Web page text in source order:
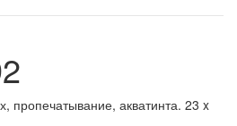
пропечатывание, акватинта. 23 x